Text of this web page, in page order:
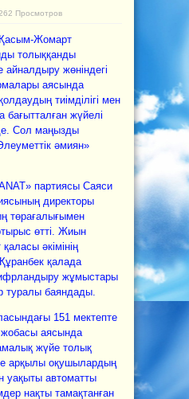
Просмотров
Жомарт
толыққанды
жөніндегі
аясында
тиімділігі мен
бағытталған жүйелі
Сол маңызды
әмиян»
партиясы Саяси
директоры
төрағалығымен
өтті. Жиын
әкімінің
қалада
жұмыстары
туралы баяндады.
151 мектепте
аясында
жүйе толық
арқылы оқушылардың
уақыты автоматты
нақты тамақтанған